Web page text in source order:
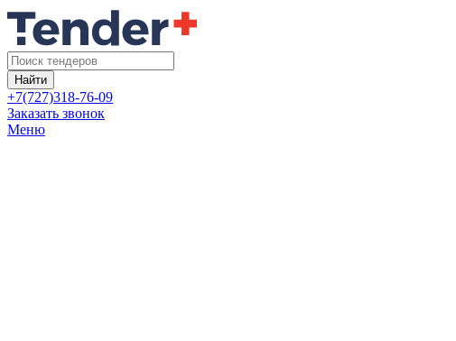
Найти
+7(727)318-76-09
Заказать звонок
Меню